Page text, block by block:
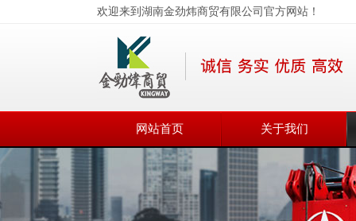
欢迎来到湖南金劲炜商贸有限公司官方网站！
网站首页 关于我们